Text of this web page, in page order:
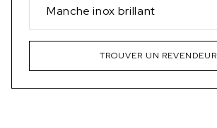
Manche inox brillant
TROUVER UN REVENDEUR